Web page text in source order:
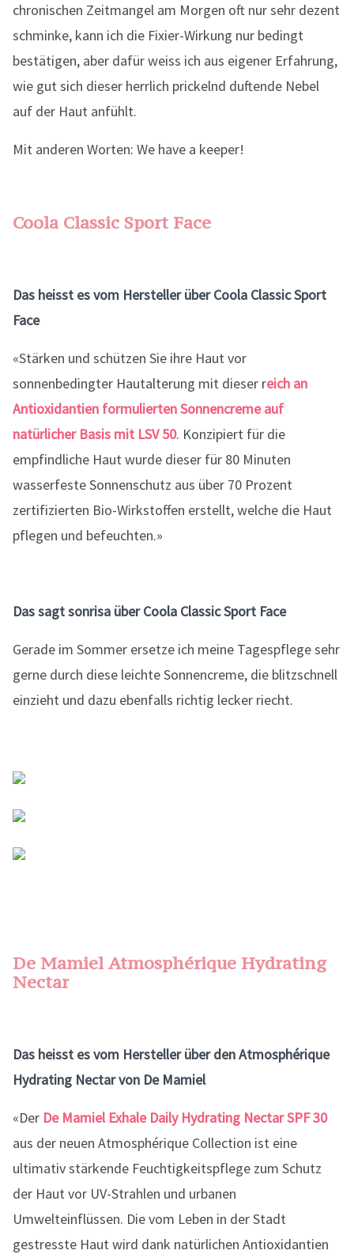
chronischen Zeitmangel am Morgen oft nur sehr dezent
schminke, kann ich die Fixier-Wirkung nur bedingt
bestätigen, aber dafür weiss ich aus eigener Erfahrung,
wie gut sich dieser herrlich prickelnd duftende Nebel
auf der Haut anfühlt.
Mit anderen Worten: We have a keeper!
Coola Classic Sport Face
Das heisst es vom Hersteller über Coola Classic Sport
Face
«Stärken und schützen Sie ihre Haut vor
sonnenbedingter Hautalterung mit dieser reich an
Antioxidantien formulierten Sonnencreme auf
natürlicher Basis mit LSV 50. Konzipiert für die
empfindliche Haut wurde dieser für 80 Minuten
wasserfeste Sonnenschutz aus über 70 Prozent
zertifizierten Bio-Wirkstoffen erstellt, welche die Haut
pflegen und befeuchten.»
Das sagt sonrisa über Coola Classic Sport Face
Gerade im Sommer ersetze ich meine Tagespflege sehr
gerne durch diese leichte Sonnencreme, die blitzschnell
einzieht und dazu ebenfalls richtig lecker riecht.
De Mamiel Atmosphérique Hydrating
Nectar
Das heisst es vom Hersteller über den Atmosphérique
Hydrating Nectar von De Mamiel
«Der De Mamiel Exhale Daily Hydrating Nectar SPF 30
aus der neuen Atmosphérique Collection ist eine
ultimativ stärkende Feuchtigkeitspflege zum Schutz
der Haut vor UV-Strahlen und urbanen
Umwelteinflüssen. Die vom Leben in der Stadt
gestresste Haut wird dank natürlichen Antioxidantien